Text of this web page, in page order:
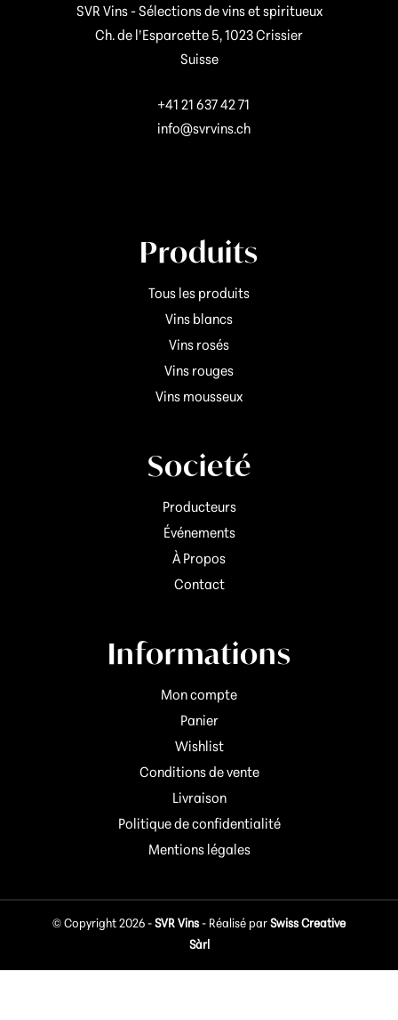
i
l
a
SVR Vins - Sélections de vins et spiritueux
Ch. de l’Esparcette 5, 1023 Crissier
Suisse
+41 21 637 42 71
info@svrvins.ch
Produits
Tous les produits
Vins blancs
Vins rosés
Vins rouges
Vins mousseux
Societé
Producteurs
Événements
À Propos
Contact
Informations
Mon compte
Panier
Wishlist
Conditions de vente
Livraison
Politique de confidentialité
Mentions légales
© Copyright 2026 - SVR Vins - Réalisé par Swiss Creative
Sàrl